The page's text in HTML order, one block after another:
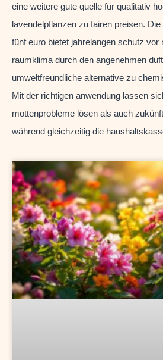
eine weitere gute quelle für qualitativ
lavendelpflanzen zu fairen preisen.
fünf euro bietet jahrelangen schutz
raumklima durch den angenehmen
umweltfreundliche alternative zu
Mit der richtigen anwendung lassen
mottenprobleme lösen als auch
während gleichzeitig die